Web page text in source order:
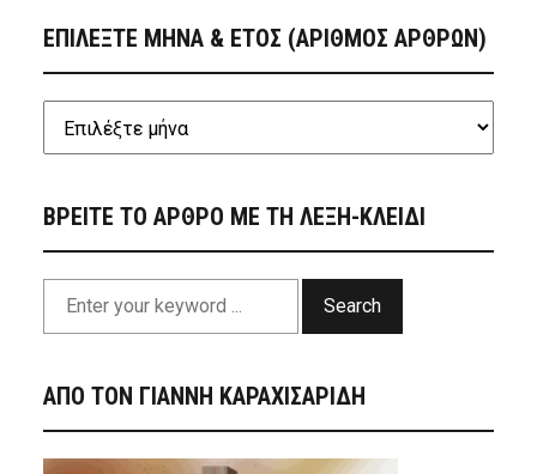
ΕΠΙΛΕΞΤΕ ΜΗΝΑ & ΕΤΟΣ (ΑΡΙΘΜΟΣ ΑΡΘΡΩΝ)
ΒΡΕΙΤΕ ΤΟ ΑΡΘΡΟ ΜΕ ΤΗ ΛΕΞΗ-ΚΛΕΙΔΙ
Search
ΑΠΟ ΤΟΝ ΓΙΑΝΝΗ ΚΑΡΑΧΙΣΑΡΙΔΗ